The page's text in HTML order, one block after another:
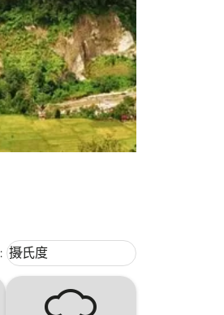
: Weather unit option 摄氏度
摄氏度
keyboard_arrow_down